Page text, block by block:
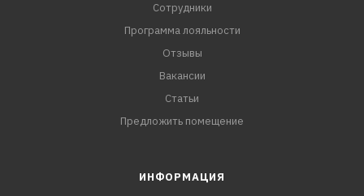
Сотрудники
Программа лояльности
Отзывы
Вакансии
Статьи
Предложить помещение
ИНФОРМАЦИЯ